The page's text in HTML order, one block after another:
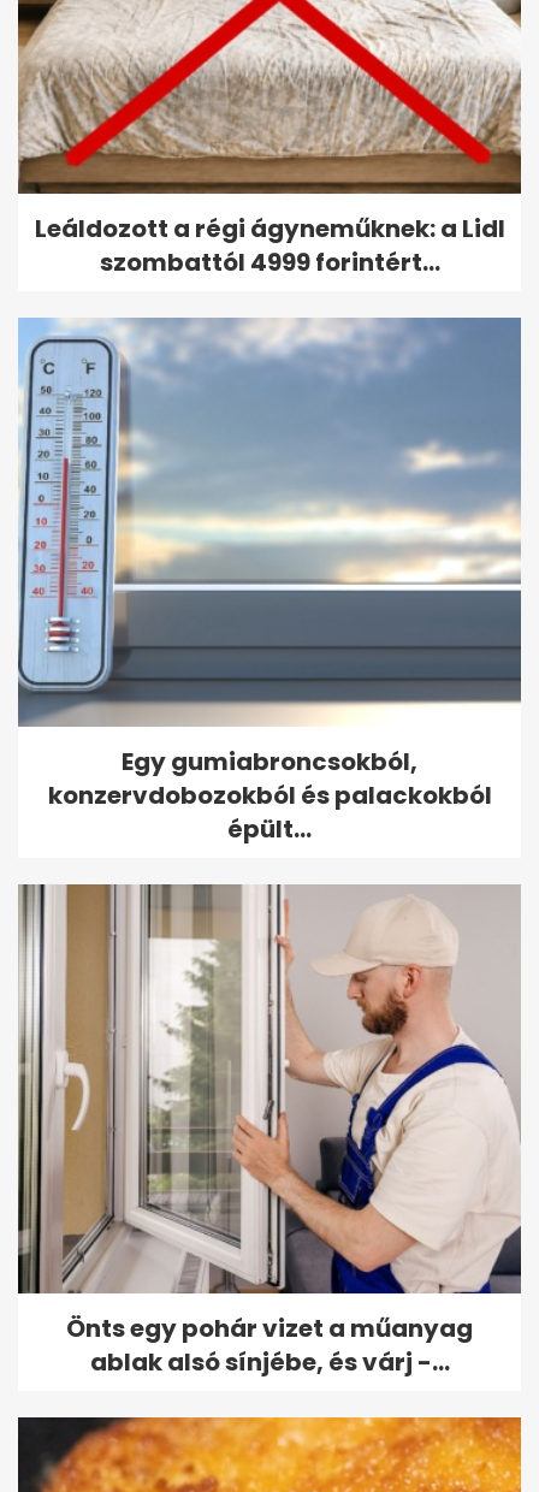
Leáldozott a régi ágyneműknek: a Lidl
szombattól 4999 forintért...
Egy gumiabroncsokból,
konzervdobozokból és palackokból
épült...
Önts egy pohár vizet a műanyag
ablak alsó sínjébe, és várj -...